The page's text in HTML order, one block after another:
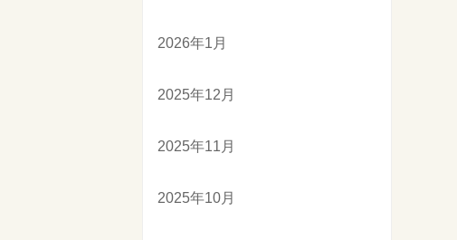
2026年1月
2025年12月
2025年11月
2025年10月